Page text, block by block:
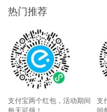
热门推荐
支付宝两个红包，活动期间
支